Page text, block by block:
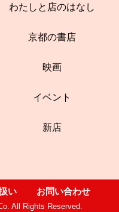
わたしと店のはなし
京都の書店
映画
イベント
新店
い お問い合わせ
All Rights Reserved.